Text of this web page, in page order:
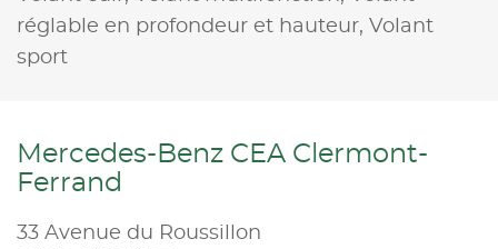
réglable en profondeur et hauteur, Volant
sport
Mercedes-Benz CEA Clermont-
Ferrand
33 Avenue du Roussillon